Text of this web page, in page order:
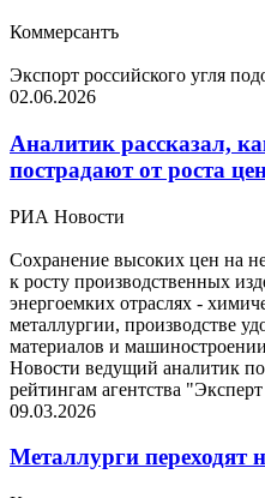
Коммерсантъ
Экспорт российского угля
02.06.2026
Аналитик рассказал,
пострадают от роста
РИА Новости
Сохранение высоких цен на
к росту производственных
энергоемких отраслях -
металлургии, производстве
материалов и
Новости ведущий аналитик
рейтингам агентства
09.03.2026
Металлурги переходят